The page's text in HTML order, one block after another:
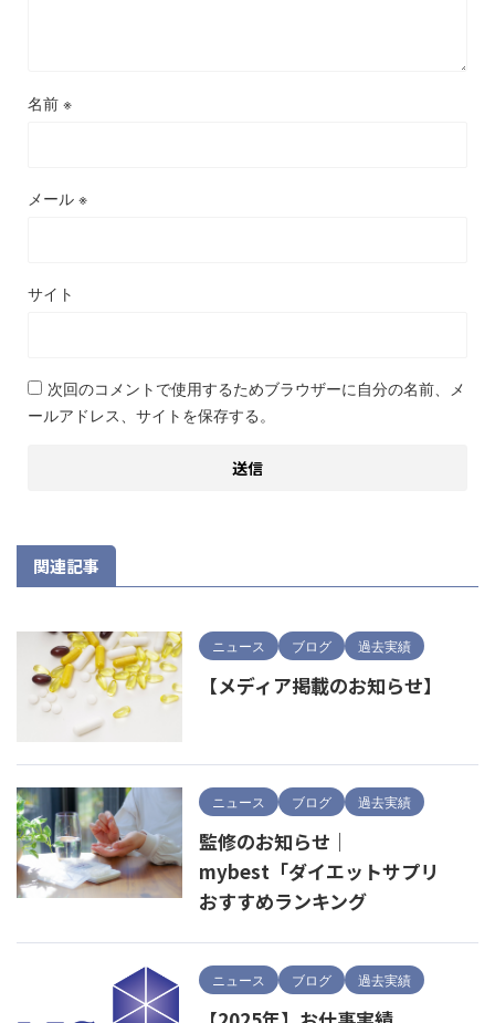
名前 ※
メール ※
サイト
次回のコメントで使用するためブラウザーに自分の名前、メ
ールアドレス、サイトを保存する。
関連記事
ニュース ブログ 過去実績
【メディア掲載のお知らせ】
ニュース ブログ 過去実績
監修のお知らせ｜
mybest「ダイエットサプリ
おすすめランキング
ニュース ブログ 過去実績